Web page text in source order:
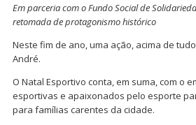
Em parceria com o Fundo Social de
retomada de protagonismo histórico
Neste fim de ano, uma ação, acima de
André.
O Natal Esportivo conta, em suma, com o
esportivas e apaixonados pelo esporte
para famílias carentes da cidade.